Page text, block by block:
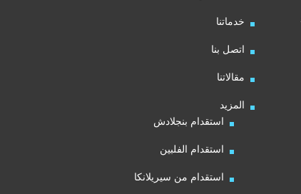
خدماتنا
اتصل بنا
مقالاتنا
المزيد
استقدام بنجلادش
استقدام الفلبين
استقدام من سيريلانكا